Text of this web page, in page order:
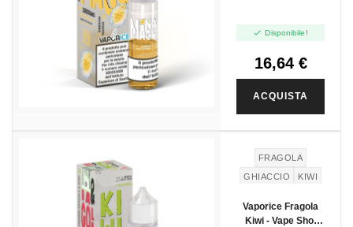
 Disponibile!
16,64 €
ACQUISTA
FRAGOLA
GHIACCIO
KIWI
Vaporice Fragola
Kiwi - Vape Shot